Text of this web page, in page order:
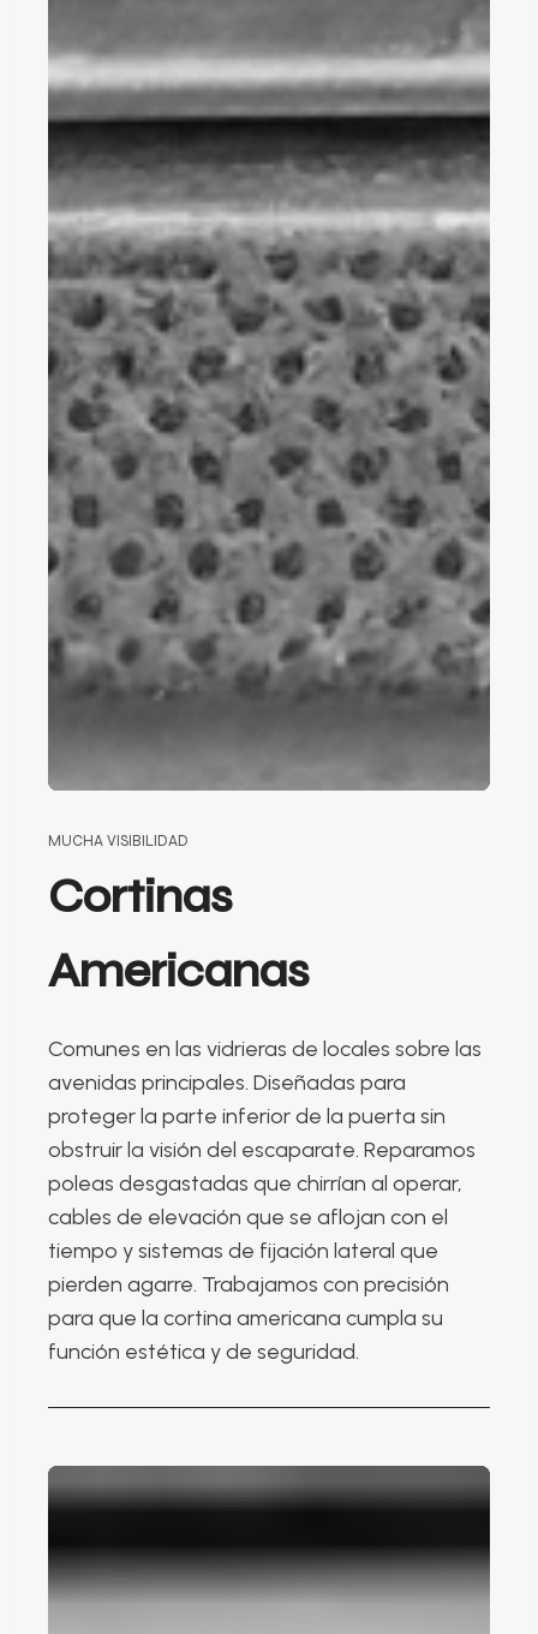
MUCHA VISIBILIDAD
Cortinas
Americanas
Comunes en las vidrieras de locales sobre las
avenidas principales. Diseñadas para
proteger la parte inferior de la puerta sin
obstruir la visión del escaparate. Reparamos
poleas desgastadas que chirrían al operar,
cables de elevación que se aflojan con el
tiempo y sistemas de fijación lateral que
pierden agarre. Trabajamos con precisión
para que la cortina americana cumpla su
función estética y de seguridad.